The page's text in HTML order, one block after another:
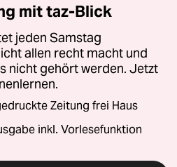
mit taz-Blick
jeden Samstag
allen recht macht und
nicht gehört werden. Jetzt
Zeitung frei Haus
inkl. Vorlesefunktion